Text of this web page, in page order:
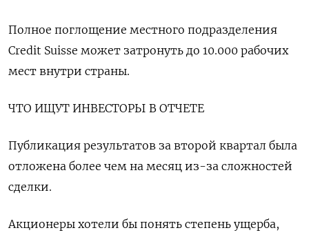
Полное поглощение местного подразделения
Credit Suisse может затронуть до 10.000 рабочих
мест внутри страны.
ЧТО ИЩУТ ИНВЕСТОРЫ В ОТЧЕТЕ
Публикация результатов за второй квартал была
отложена более чем на месяц из-за сложностей
сделки.
Акционеры хотели бы понять степень ущерба,